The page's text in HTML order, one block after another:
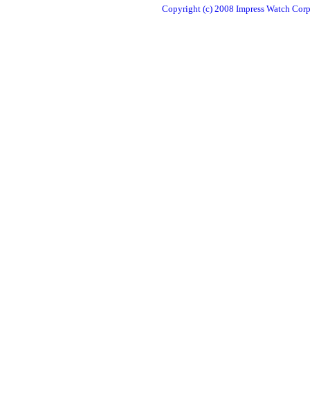
Copyright (c) 2008 Impress Watch